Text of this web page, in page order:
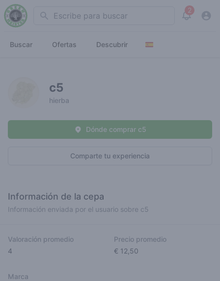
Search 2
View
Buscar Ofertas Descubrir
c5
hierba
Comparte tu experiencia
Dónde comprar c5
Información de la cepa
Información enviada por el usuario sobre c5
Valoración promedio
4
Precio promedio
€ 12,50
Marca